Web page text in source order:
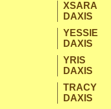
XSARA
DAXIS
YESSIE
DAXIS
YRIS
DAXIS
TRACY
DAXIS